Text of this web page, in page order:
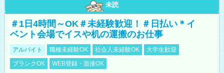
未読
＃1日4時間～OK＃未経験歓迎！＃日払い＊イ
ベント会場でイスや机の運搬のお仕事
アルバイト 職種未経験OK 社会人未経験OK
大学生歓迎
ブランクOK
WEB登録・面接OK